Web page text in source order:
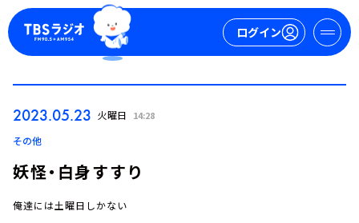
ログイン
2023.05.23 火曜日 14:28
その他
妖怪・白身すすり
俺達には土曜日しかない